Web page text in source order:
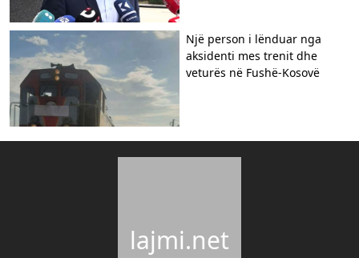
Një person i lënduar nga
aksidenti mes trenit dhe
veturës në Fushë-Kosovë
lajmi.net